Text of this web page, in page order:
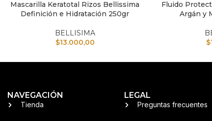
AÑADIR AL CARRITO
Mascarilla Keratotal Rizos Bellissima
Definición e Hidratación 250gr
BELLISIMA
$13.000,00
AÑADIR AL
Fluido
Argán y
$
NAVEGACIÓN
Tienda
LEGAL
Preguntas frecuentes